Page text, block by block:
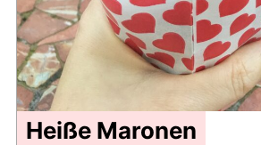
Heiße Maronen